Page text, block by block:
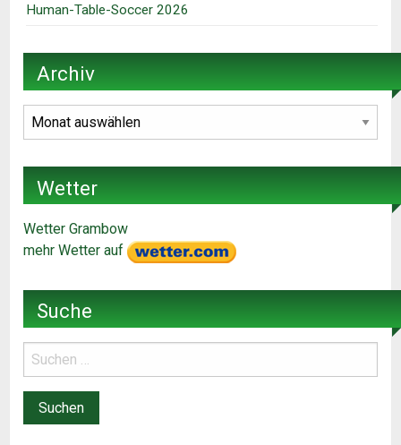
Human-Table-Soccer 2026
Archiv
Archiv
Wetter
Wetter Grambow
mehr Wetter auf
Suche